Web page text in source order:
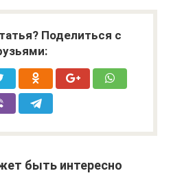
Поделиться с
быть интересно